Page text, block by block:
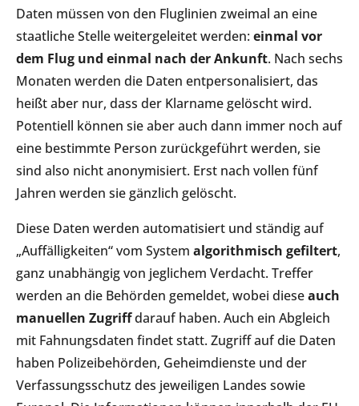
Daten müssen von den Fluglinien zweimal an eine
staatliche Stelle weitergeleitet werden: einmal vor
dem Flug und einmal nach der Ankunft. Nach sechs
Monaten werden die Daten entpersonalisiert, das
heißt aber nur, dass der Klarname gelöscht wird.
Potentiell können sie aber auch dann immer noch auf
eine bestimmte Person zurückgeführt werden, sie
sind also nicht anonymisiert. Erst nach vollen fünf
Jahren werden sie gänzlich gelöscht.
Diese Daten werden automatisiert und ständig auf
„Auffälligkeiten“ vom System algorithmisch gefiltert,
ganz unabhängig von jeglichem Verdacht. Treffer
werden an die Behörden gemeldet, wobei dieseauch
manuellen Zugriffdarauf haben. Auch ein Abgleich
mit Fahnungsdaten findet statt. Zugriff auf die Daten
haben Polizeibehörden, Geheimdienste und der
Verfassungsschutz des jeweiligen Landes sowie